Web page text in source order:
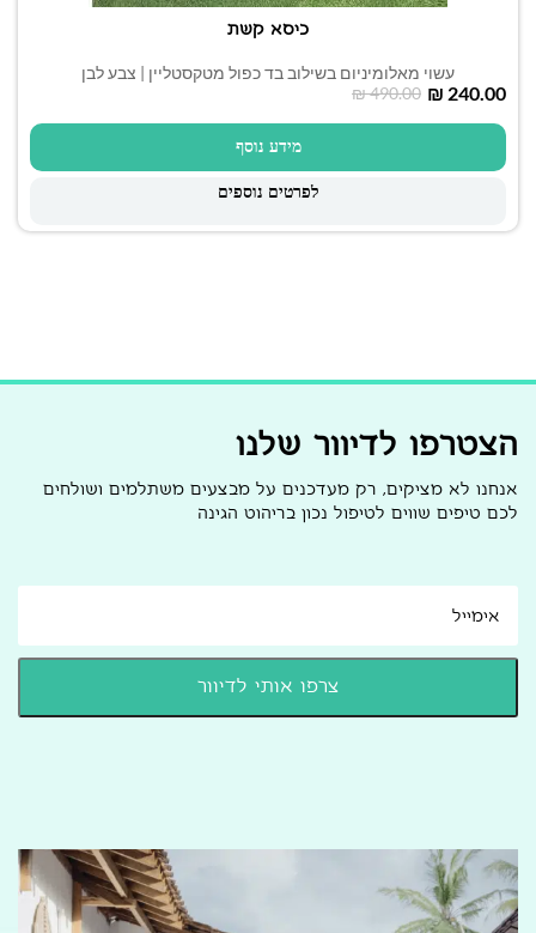
כיסא קשת
עשוי מאלומיניום בשילוב בד כפול מטקסטליין | צבע לבן
₪490.00 ₪ 240.00
מידע נוסף
לפרטים נוספים
הצטרפו לדיוור שלנו
אנחנו לא מציקים, רק מעדכנים על מבצעים משתלמים ושולחים
לכם טיפים שווים לטיפול נכון בריהוט הגינה